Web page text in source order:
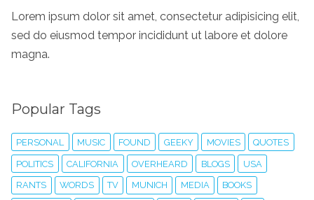
Lorem ipsum dolor sit amet, consectetur adipisicing elit,
sed do eiusmod tempor incididunt ut labore et dolore
magna.
Popular Tags
PERSONAL MUSIC FOUND GEEKY MOVIES QUOTES
POLITICS CALIFORNIA OVERHEARD BLOGS USA
RANTS WORDS TV MUNICH MEDIA BOOKS